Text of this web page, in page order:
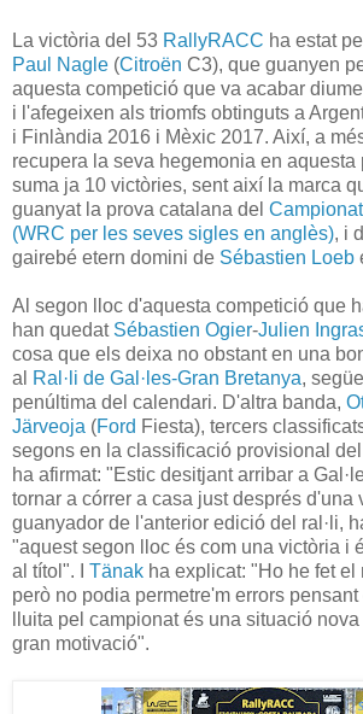
La victòria del 53 RallyRACC ha estat
Paul Nagle (Citroën C3), que guanyen
aquesta competició que va acabar
i l'afegeixen als triomfs obtinguts a
i Finlàndia 2016 i Mèxic 2017. Així, a
recupera la seva hegemonia en aquesta
suma ja 10 victòries, sent així la marca
guanyat la prova catalana del
(WRC per les seves sigles en anglès), i
gairebé etern domini de Sébastien Loeb
Al segon lloc d'aquesta competició que
han quedat Sébastien Ogier-Julien
cosa que els deixa no obstant en una
al
Ral·li de Gal·les-Gran Bretanya,
penúltima del calendari. D'altra banda,
Järveoja (Ford Fiesta), tercers
segons en la classificació provisional
ha afirmat: "Estic desitjant arribar a
tornar a córrer a casa just després d'una
guanyador de l'anterior edició del ral·li,
"aquest segon lloc és com una victòria i
al títol". I Tänak ha explicat: "Ho he fet
però no podia permetre'm errors
lluita pel campionat és una situació
gran motivació".